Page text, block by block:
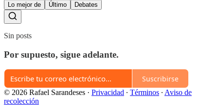
Lo mejor de Último Debates
Sin posts
Por supuesto, sigue adelante.
Suscribirse
© 2026 Rafael Sarandeses · Privacidad ∙ Términos ∙ Aviso de
recolección